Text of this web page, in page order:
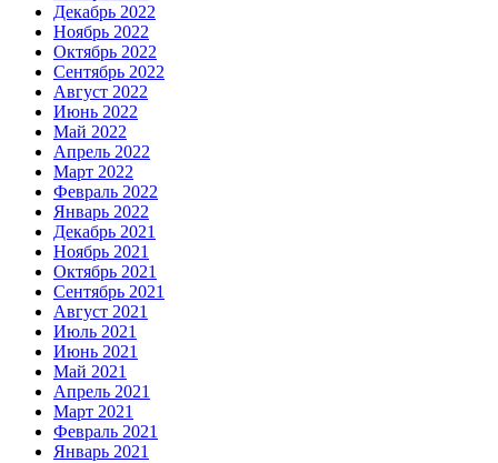
Декабрь 2022
Ноябрь 2022
Октябрь 2022
Сентябрь 2022
Август 2022
Июнь 2022
Май 2022
Апрель 2022
Март 2022
Февраль 2022
Январь 2022
Декабрь 2021
Ноябрь 2021
Октябрь 2021
Сентябрь 2021
Август 2021
Июль 2021
Июнь 2021
Май 2021
Апрель 2021
Март 2021
Февраль 2021
Январь 2021